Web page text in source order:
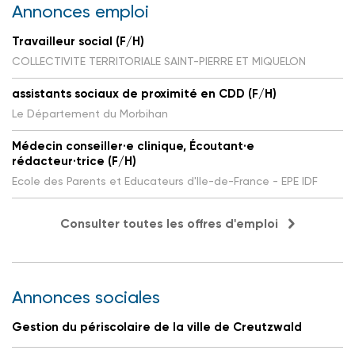
Annonces emploi
Travailleur social (F/H)
COLLECTIVITE TERRITORIALE SAINT-PIERRE ET MIQUELON
assistants sociaux de proximité en CDD (F/H)
Le Département du Morbihan
Médecin conseiller·e clinique, Écoutant·e
rédacteur·trice (F/H)
Ecole des Parents et Educateurs d'Ile-de-France - EPE IDF
Consulter toutes les offres d'emploi
Annonces sociales
Gestion du périscolaire de la ville de Creutzwald